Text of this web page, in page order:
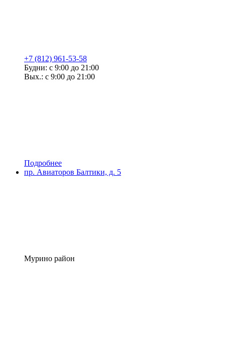
+7 (812) 961-53-58
Будни: с 9:00 до 21:00
Вых.: с 9:00 до 21:00
Подробнее
пр. Авиаторов Балтики, д. 5
Мурино район